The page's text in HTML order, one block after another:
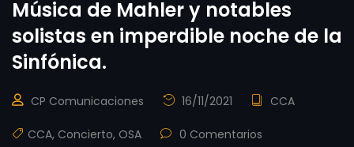
Música de Mahler y notables
solistas en imperdible noche de la
Sinfónica.
CP Comunicaciones 16/11/2021 CCA
CCA, Concierto, OSA 0 Comentarios